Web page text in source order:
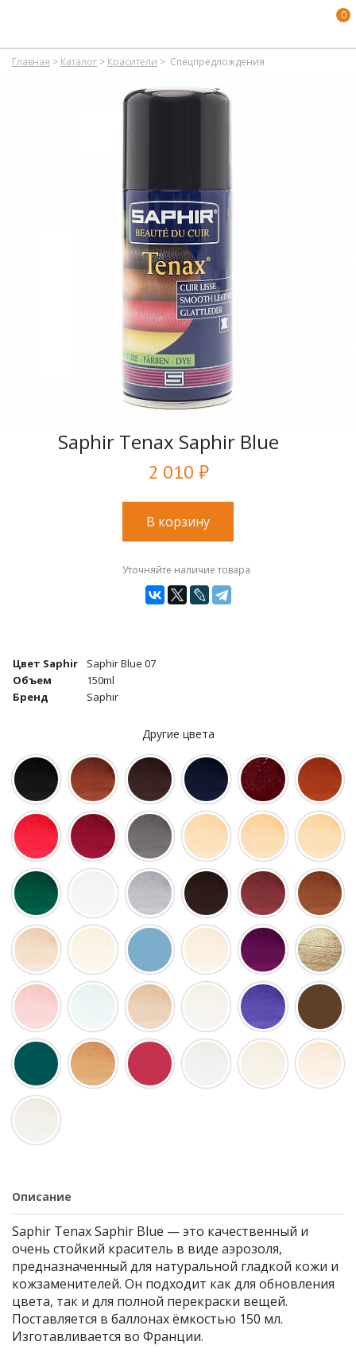
0
Главная > Каталог > Красители > Спецпредлождения
Saphir Tenax Saphir Blue
2 010 ₽
В корзину
Уточняйте наличие товара
Цвет Saphir
Saphir Blue 07
Объем
150ml
Бренд
Saphir
Другие цвета
Описание
Saphir Tenax Saphir Blue — это качественный и
очень стойкий краситель в виде аэрозоля,
предназначенный для натуральной гладкой кожи и
кожзаменителей. Он подходит как для обновления
цвета, так и для полной перекраски вещей.
Поставляется в баллонах ёмкостью 150 мл.
Изготавливается во Франции.